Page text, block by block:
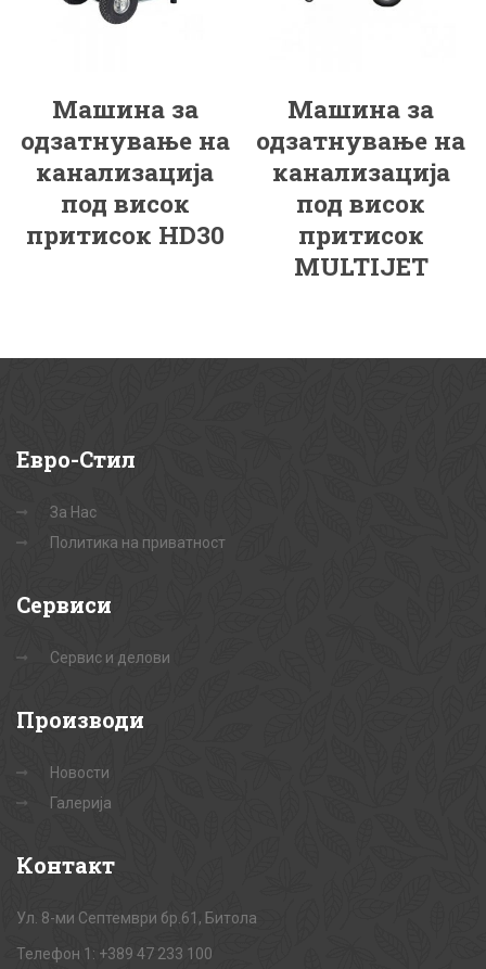
Машина за
одзатнување на
канализација
под висок
притисок HD30
Машина за
одзатнување на
канализација
под висок
притисок
MULTIJET
Евро-Стил
За Нас
Политика на приватност
Сервиси
Сервис и делови
Производи
Новости
Галерија
Контакт
Ул. 8-ми Септември бр.61, Битола
Телефон 1: +389 47 233 100